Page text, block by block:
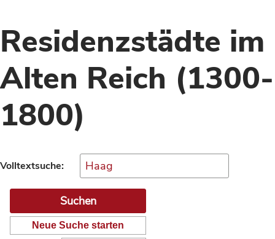
Residenzstädte im
Alten Reich (1300-
1800)
Volltextsuche:
Neue Suche starten